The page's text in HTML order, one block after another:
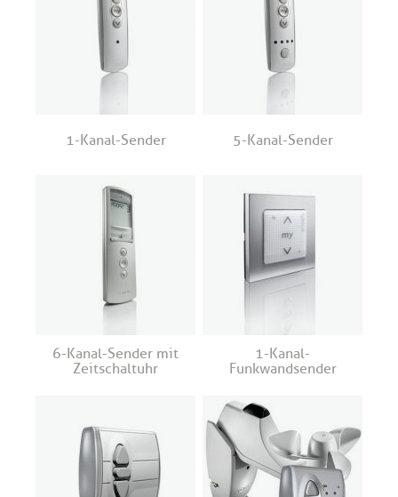
1-Kanal-Sender 5-Kanal-Sender
6-Kanal-Sender mit
Zeitschaltuhr
1-Kanal-
Funkwandsender